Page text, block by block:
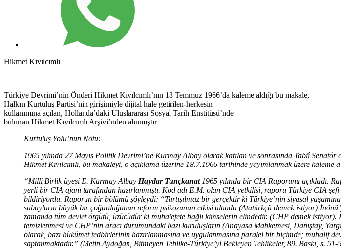
Hikmet Kıvılcımlı
Türkiye Devrimi’nin Önderi Hikmet Kıvılcımlı’nın 18 Temmuz 1966’da kaleme aldığı bu makale,
Halkın Kurtuluş Partisi’nin girişimiyle dijital hale getirilen-herkesin
kullanımına açılan, Hollanda’daki Uluslararası Sosyal Tarih Enstitüsü’nde
bulunan Hikmet Kıvılcımlı Arşivi’nden alınmıştır.
Kurtuluş Yolu’nun Notu:
1965 yılında 27 Mayıs Politik Devrimi’ne Kurmay Albay olarak katılan ve sonrasında Tabiî
Hikmet Kıvılcımlı, bu makaleyi, o açıklama üzerine 18.7.1966 tarihinde yayımlanmak üzere kaleme
“Milli Birlik üyesi E. Kurmay Albay Haydar Tunçkanat1965 yılında bir CIA Raporunu açıkladı.
yerli bir CIA ajanı tarafından hazırlanmıştı. Kod adı E.M. olan CIA yetkilisi, raporu Türkiye CIA
bildiriyordu. Raporun bir bölümü şöyleydi: “Tartışılmaz bir gerçektir ki Türkiye’nin siyasal
subayların büyük bir çoğunluğunun reform psikozunun etkisi altında (Atatürkçü demek istiyor)
zamanda tüm devlet örgütü, üzücüdür ki muhalefete bağlı kimselerin elindedir. (CHP demek
temizlenmesi ve CHP’nin aracı durumundaki bazı kuruluşların (Anayasa Mahkemesi, Danıştay,
olarak, bazı hükümet tedbirlerinin hazırlanmasına ve uygulanmasına paralel bir biçimde; muhalif
saptanmaktadır.” (Metin Aydoğan, Bitmeyen Tehlike-Türkiye’yi Bekleyen Tehlikeler, 89. Baskı, s. 51-